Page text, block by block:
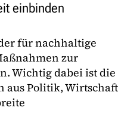
einbinden
für nachhaltige
zur
Wichtig dabei ist die
aus Politik, Wirtschaft